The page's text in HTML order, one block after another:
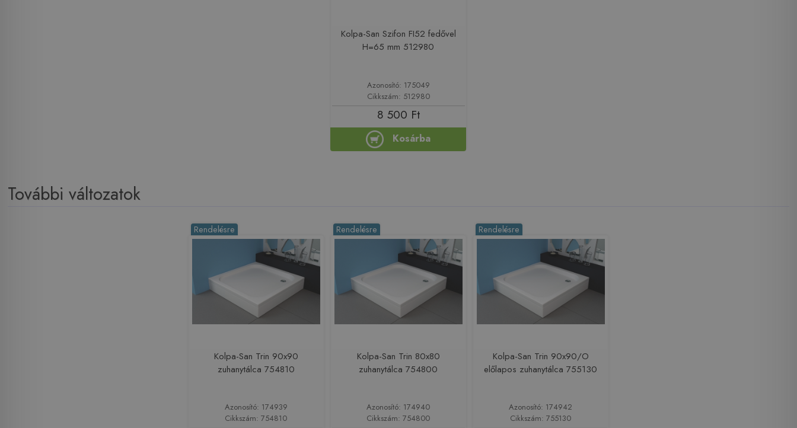
Kolpa-San Szifon FI52 fedővel
H=65 mm 512980
Azonosító: 175049
Cikkszám: 512980
8 500 Ft
Kosárba
További változatok
Rendelésre
Kolpa-San Trin 90x90
zuhanytálca 754810
Azonosító: 174939
Cikkszám: 754810
Rendelésre
Kolpa-San Trin 80x80
zuhanytálca 754800
Azonosító: 174940
Cikkszám: 754800
Rendelésre
Kolpa-San Trin 90x90/O
előlapos zuhanytálca 755130
Azonosító: 174942
Cikkszám: 755130